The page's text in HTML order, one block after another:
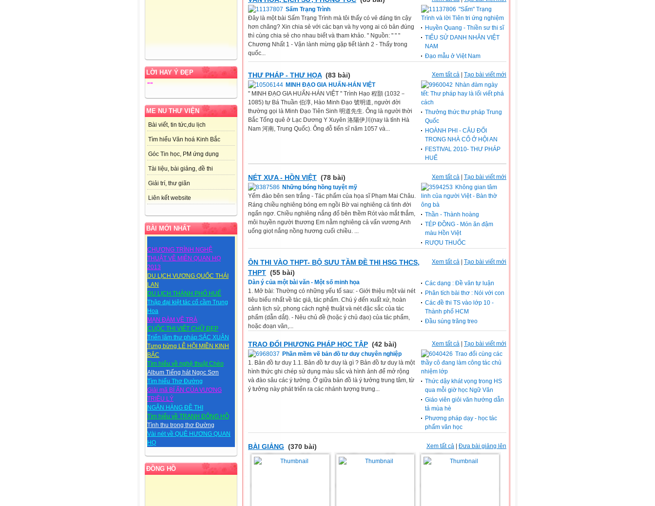
LỜI HAY Ý ĐẸP
""
ME NU THƯ VIỆN
Bài viết, tin tức,du lịch
Tìm hiểu Văn hoá Kinh Bắc
Góc Tin học, PM ứng dụng
Tài liệu, bài giảng, đề thi
Giải trí, thư giãn
Liên kết website
BÀI MỚI NHẤT
CHƯƠNG TRÌNH NGHỆ
THUẬT VỀ MIỀN QUAN HỌ
2013
DU LỊCH VƯƠNG QUỐC THÁI
LAN
DU LỊCH THÀNH PHỐ HUẾ
Thập đại kiệt tác cổ cầm Trung
Hoa
MẠN ĐÀM VỀ TRÀ
CUỘC THI VIẾT CHỮ ĐẸP
Triển lãm thư pháp:SẮC XUÂN
Tưng bừng LỄ HỘI MIỀN KINH
BẮC
Tìm hiểu về nghệ thuật Chèo
Album Tiếng hát Ngọc Sơn
Tìm hiểu Thơ Đường
Giải mã BÍ ẨN CỦA VƯƠNG
TRIỀU LÝ
NGÂN HÀNG ĐỀ THI
Tìm hiểu về TRANH ĐÔNG HỒ
Tình thu trong thơ Đường
Vài nét về QUÊ HƯƠNG QUAN
HỌ
ĐỒNG HỒ
Sấm Trạng Trình
Đây là một bài Sấm Trạng Trình mà tôi thấy có vẻ đáng tin cậy
hơn chăng? Xin chia sẻ với các bạn và hy vọng ai có bản đúng
thì cùng chia sẻ cho nhau biết và tham khảo. " Nguồn: " " "
Chương Nhất 1 - Vận lành mừng gặp tiết lành 2 - Thấy trong
quốc...
"Sấm" Trạng
Trình và lời Tiên tri ứng nghiệm
Huyền Quang - Thiền sư thi sĩ
TIỂU SỬ DANH NHÂN VIỆT
NAM
Đạo mẫu ở Việt Nam
Xem tất cả Tạo bài viết mới
THƯ PHÁP - THƯ HỌA (83 bài)
MINH ĐẠO GIA HUẤN-HÁN VIỆT
" MINH ĐẠO GIA HUẤN-HÁN VIỆT " Trình Hạo 程顥 (1032－
1085) tự Bá Thuần 伯淳, Hào Minh Đạo 號明道, người đời
thường gọi là Minh Đạo Tiên Sinh 明道先生. Ông là người thời
Bắc Tống quê ở Lạc Dương Y Xuyên 洛陽伊川(nay là tỉnh Hà
Nam 河南, Trung Quốc). Ông đỗ tiến sĩ năm 1057 và...
Nhàn đàm ngày
tết: Thư pháp hay là lối viết phá
cách
Thưởng thức thư pháp Trung
Quốc
HOÀNH PHI - CÂU ĐỐI
TRONG NHÀ CỔ Ở HỘI AN
FESTIVAL 2010- THƯ PHÁP
HUẾ
Xem tất cả Tạo bài viết mới
NÉT XƯA - HỒN VIỆT (78 bài)
Những bóng hồng tuyệt mỹ
Yếm đào bên sen trắng - Tác phẩm của họa sĩ Phạm Mai Châu.
Ráng chiều nghiêng bóng em ngồi Bờ vai nghiêng cả tình đời
ngẩn ngơ. Chiều nghiêng nắng đổ bên thềm Rót vào mắt thắm,
môi huyền người thương Em nằm nghiêng cả vấn vương Anh
uống giọt nắng nồng hương cuối chiều. ...
Không gian tâm
linh của người Việt - Bàn thờ
ông bà
Thần - Thành hoàng
TÉP ĐỒNG - Món ăn đậm
màu Hồn Việt
RƯỢU THUỐC
Xem tất cả | Tạo bài viết mới
ÔN THI VÀO THPT- BỘ SƯU TẦM ĐỀ THI HSG THCS,
THPT (55 bài)
Dàn ý của một bài văn - Một số minh họa
1. Mở bài: Thường có những yếu tố sau: - Giới thiệu một vài nét
tiêu biểu nhất về tác giả, tác phẩm. Chú ý đến xuất xứ, hoàn
cảnh lịch sử, phong cách nghệ thuật và nét đặc sắc của tác
phẩm (dẫn dắt). - Nêu chủ đề (hoặc ý chủ đạo) của tác phẩm,
hoặc đoạn văn,...
Các dạng : Đề văn tự luận
Phân tích bài thơ : Nói với con
Các đề thi TS vào lớp 10 -
Thành phố HCM
Ðầu súng trăng treo
Xem tất cả Tạo bài viết mới
TRAO ĐỔI PHƯƠNG PHÁP HỌC TẬP (42 bài)
Phần mềm vẽ bản đồ tư duy chuyên nghiệp
1. Bản đồ tư duy 1.1. Bản đồ tư duy là gì ? Bản đồ tư duy là một
hình thức ghi chép sử dụng màu sắc và hình ảnh để mở rộng
và đào sâu các ý tưởng. Ở giữa bản đồ là ý tưởng trung tâm, từ
ý tưởng này phát triển ra các nhánh tượng trưng...
Trao đổi cùng các
thầy cô đang làm công tác chủ
nhiệm lớp
Thức dậy khát vọng trong HS
qua mỗi giờ học Ngữ Văn
Giáo viên giỏi văn hướng dẫn
tả mùa hè
Phương pháp dạy - học tác
phẩm văn học
Xem tất cả | Đưa bài giảng lên
BÀI GIẢNG (370 bài)